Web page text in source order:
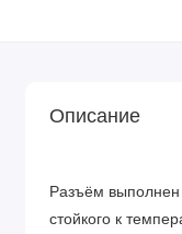
Описание
Разъём выполнен
стойкого к